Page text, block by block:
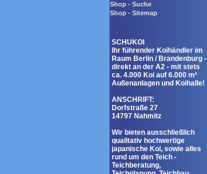
Shop - Suche
Shop - Sitemap
SCHUKOI
Ihr führender Koihändler im
Raum Berlin / Brandenburg -
direkt an der A2 - mit stets
ca. 4.000 Koi auf 6.000 m²
Außenanlagen und Koihalle!
ANSCHRIFT:
Dorfstraße 27
14797 Nahmitz
Wir bieten ausschließlich
qualitativ hochwertige
japanische Koi, sowie alles
rund um den Teich -
Teichberatung,